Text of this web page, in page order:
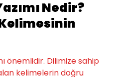
Nedir?
önemlidir. Dilimize sahip
kelimelerin doğru